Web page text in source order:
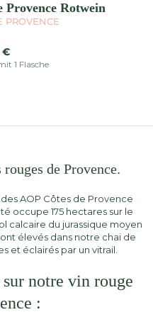
Provence Rotwein
PROVENCE
Preis
€
1 Flasche
de Provence.
AOP Côtes de Provence
occupe 175 hectares sur le
calcaire du jurassique moyen
élevés dans notre chai de
et éclairés par un vitrail.
notre vin rouge
: